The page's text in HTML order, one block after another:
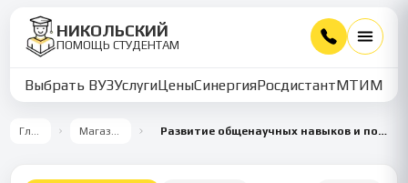
НИКОЛЬСКИЙ
ПОМОЩЬ СТУДЕНТАМ
Выбрать ВУЗУслугиЦеныСинергияРосдистантМТИММУ
Главная Магазин работ Развитие общенаучных навыков и постановка учебных задач